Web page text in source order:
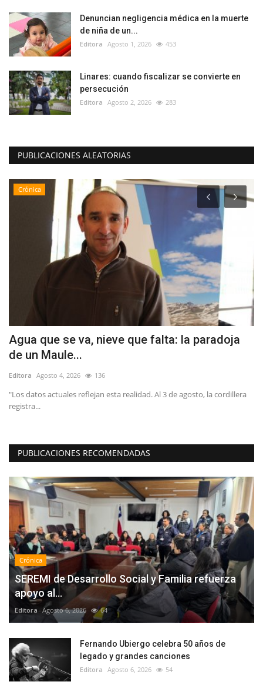
Denuncian negligencia médica en la muerte
de niña de un...
Editora Agosto 1, 2026 453
Linares: cuando fiscalizar se convierte en
persecución
Editora Agosto 2, 2026 283
PUBLICACIONES ALEATORIAS
Crónica
Agua que se va, nieve que falta: la paradoja
de un Maule...
Editora Agosto 4, 2026 136
"Los datos actuales reflejan esta realidad. Al 3 de agosto, la cordillera
registra...
PUBLICACIONES RECOMENDADAS
Crónica
SEREMI de Desarrollo Social y Familia refuerza
apoyo al...
Editora Agosto 6, 2026 64
Fernando Ubiergo celebra 50 años de
legado y grandes canciones
Editora Agosto 6, 2026 54